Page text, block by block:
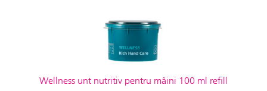
Wellness unt nutritiv pentru mâini 100 ml refill